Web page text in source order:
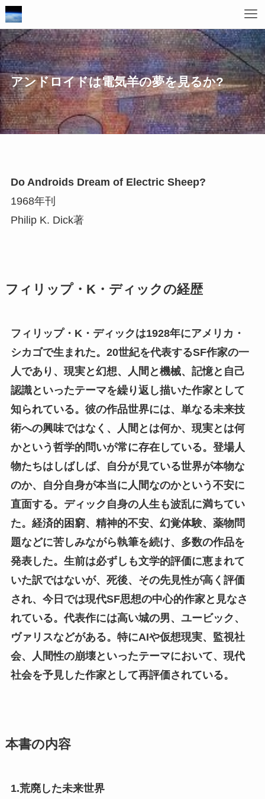
アンドロイドは電気羊の夢を見るか?
Do Androids Dream of Electric Sheep?
1968年刊
Philip K. Dick著
フィリップ・K・ディックの経歴
フィリップ・K・ディックは1928年にアメリカ・
シカゴで生まれた。20世紀を代表するSF作家の一
人であり、現実と幻想、人間と機械、記憶と自己
認識といったテーマを繰り返し描いた作家として
知られている。彼の作品世界には、単なる未来技
術への興味ではなく、人間とは何か、現実とは何
かという哲学的問いが常に存在している。登場人
物たちはしばしば、自分が見ている世界が本物な
のか、自分自身が本当に人間なのかという不安に
直面する。ディック自身の人生も波乱に満ちてい
た。経済的困窮、精神的不安、幻覚体験、薬物問
題などに苦しみながら執筆を続け、多数の作品を
発表した。生前は必ずしも文学的評価に恵まれて
いた訳ではないが、死後、その先見性が高く評価
され、今日では現代SF思想の中心的作家と見なさ
れている。代表作には高い城の男、ユービック、
ヴァリスなどがある。特にAIや仮想現実、監視社
会、人間性の崩壊といったテーマにおいて、現代
社会を予見した作家として再評価されている。
本書の内容
1.荒廃した未来世界